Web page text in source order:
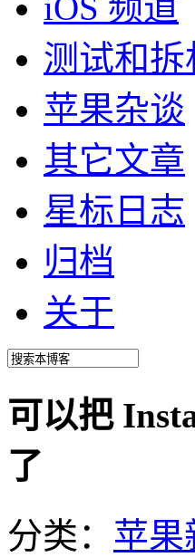
测试和拆
苹果杂谈
其它文章
星标日志
归档
关于
可以把
了
分类： 苹果